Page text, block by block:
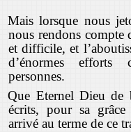
Mais lorsque nous
nous rendons compte
et difficile, et
d’énormes efforts
personnes.
Que Eternel Dieu de
écrits, pour sa
arrivé au terme de ce